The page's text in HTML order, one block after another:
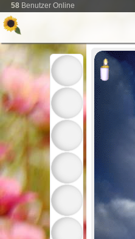
58 Benutzer Online